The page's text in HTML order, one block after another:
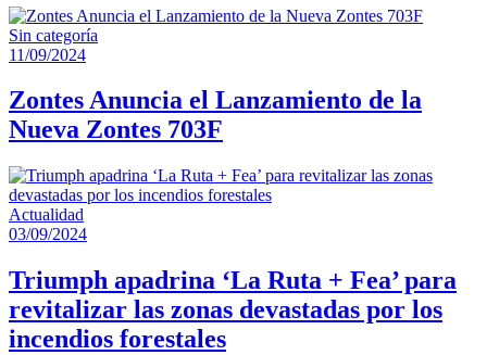
Sin categoría
11/09/2024
Zontes Anuncia el Lanzamiento de la
Nueva Zontes 703F
Actualidad
03/09/2024
Triumph apadrina ‘La Ruta + Fea’ para
revitalizar las zonas devastadas por los
incendios forestales